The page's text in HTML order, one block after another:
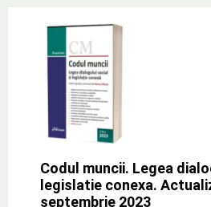
Codul muncii. Legea
legislatie conexa.
septembrie 2023